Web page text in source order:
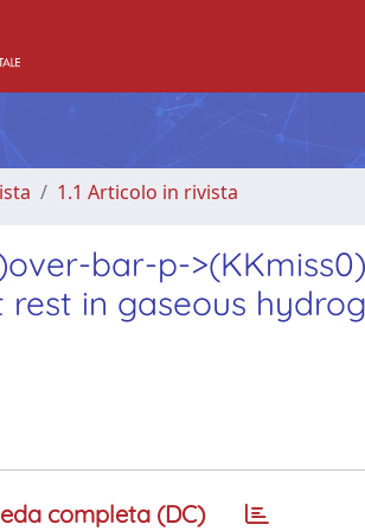
1.1 Articolo in rivista
bar-p-
in gaseous
completa (DC)